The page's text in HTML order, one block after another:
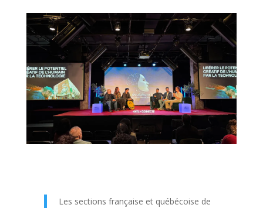
Les sections française et québécoise de